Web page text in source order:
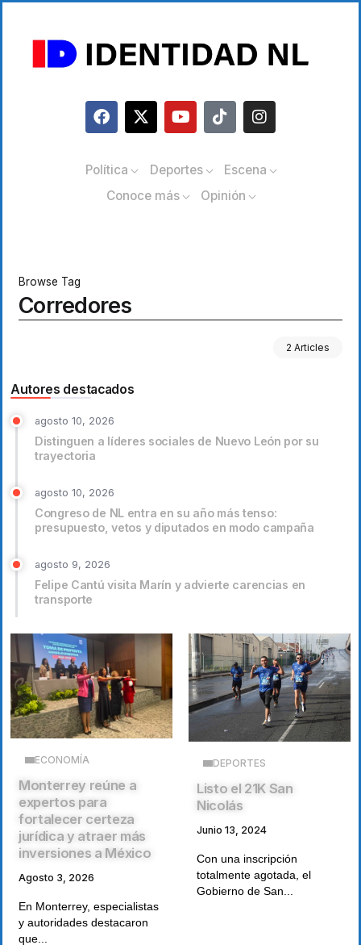
Política Deportes
Escena
Conoce más
Opinión
Browse Tag
Corredores
2 Articles
Autores destacados
agosto 10, 2026
Distinguen a líderes sociales de Nuevo León por su
trayectoria
agosto 10, 2026
Congreso de NL entra en su año más tenso:
presupuesto, vetos y diputados en modo campaña
agosto 9, 2026
Felipe Cantú visita Marín y advierte carencias en
transporte
ECONOMÍA
Monterrey reúne a
expertos para
fortalecer certeza
jurídica y atraer más
inversiones a México
Agosto 3, 2026
En Monterrey, especialistas
y autoridades destacaron
que...
DEPORTES
Listo el 21K San
Nicolás
Junio 13, 2024
Con una inscripción
totalmente agotada, el
Gobierno de San...